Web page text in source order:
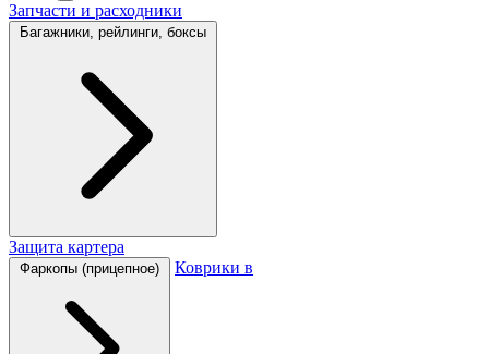
Запчасти и расходники
Багажники, рейлинги, боксы
Защита картера
Фаркопы (прицепное) Коврики в